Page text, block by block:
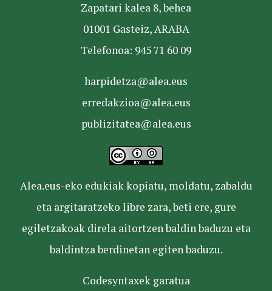
Zapatari kalea 8, behea
01001 Gasteiz, ARABA
Telefonoa: 945 71 60 09
harpidetza@alea.eus
erredakzioa@alea.eus
publizitatea@alea.eus
Alea.eus-eko edukiak kopiatu, moldatu, zabaldu
eta argitaratzeko libre zara, beti ere, gure
egiletzakoak direla aitortzen baldin baduzu eta
baldintza berdinetan egiten baduzu.
Codesyntaxek garatua